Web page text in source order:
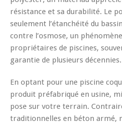
résistance et sa durabilité. Le
seulement l’étanchéité du
contre l’osmose, un
propriétaires de piscines,
garantie de plusieurs décennies.
En optant pour une piscine
produit préfabriqué en usine,
pose sur votre terrain.
traditionnelles en béton armé,